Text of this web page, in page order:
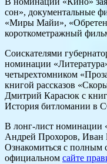
сон», документальные
«Миры Майи»,
короткометражный
Соискателями
номинации
четырехтомником
книгой рассказов
Дмитрий Карасюк с
История битломании в
В лонг-лист номинации
Андрей Прохоров, Иван
Ознакомиться с полным
официальном сайте